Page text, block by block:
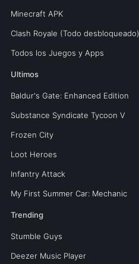
Minecraft APK
Clash Royale (Todo desbloqueado)
Todos los Juegos y Apps
Ultimos
Baldur's Gate: Enhanced Edition
Substance Syndicate Tycoon V
Frozen City
Loot Heroes
Infantry Attack
My First Summer Car: Mechanic
Trending
Stumble Guys
Deezer Music Player